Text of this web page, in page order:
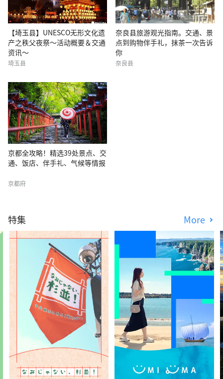
【埼玉县】UNESCO无形文化遗
产之秩父夜祭〜活动概要＆交通
资讯〜
埼玉县
奈良县旅游观光指南。交通、景
点到购物伴手礼，抹茶一次告诉
你
奈良县
京都全攻略！精选39处景点、交
通、饭店、伴手礼、气候等情报
京都府
特集 More